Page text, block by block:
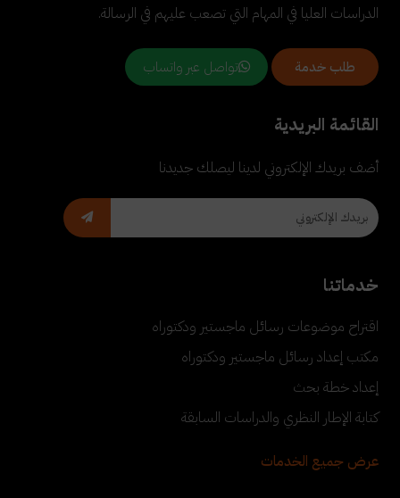
الدراسات العليا في المهام التي تصعب عليهم في الرسالة.
طلب خدمة تواصل عبر واتساب
القائمة البريدية
أضف بريدك الإلكتروني لدينا ليصلك جديدنا
خدماتنا
اقتراح موضوعات رسائل ماجستير ودكتوراه
مكتب إعداد رسائل ماجستير ودكتوراه
إعداد خطة بحث
كتابة الإطار النظري والدراسات السابقة
عرض جميع الخدمات